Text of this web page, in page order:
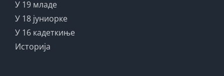
У 19 младе
У 18 јуниорке
У 16 кадеткиње
Историја